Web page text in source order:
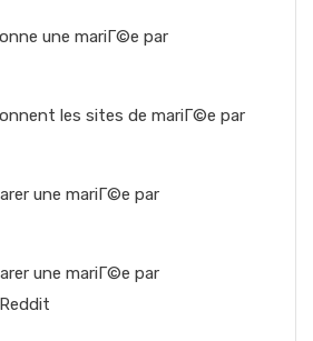
une mariГ©e par
les sites de mariГ©e par
une mariГ©e par
une mariГ©e par